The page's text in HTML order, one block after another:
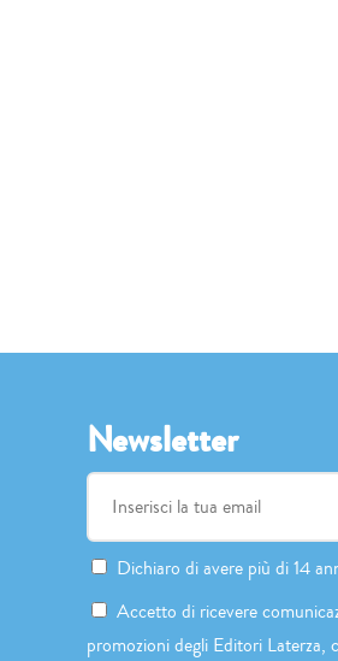
Newsletter
Dichiaro di avere più di 14
Accetto di ricevere
promozioni degli Editori Laterza,